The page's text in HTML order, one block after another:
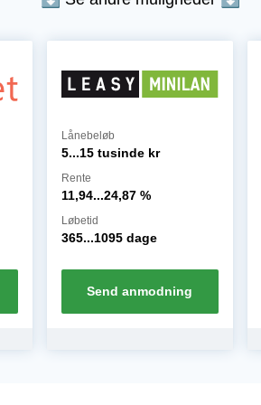
Lånebeløb
5...15 tusindekr
Rente
11,94...24,87 %
Løbetid
365...1095dage
Send anmodning